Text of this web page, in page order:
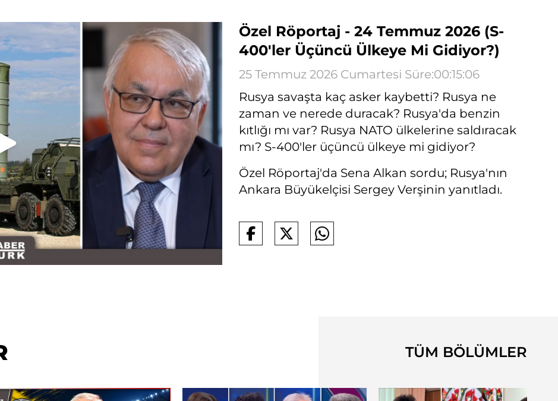
Özel Röportaj - 24 Temmuz 2026 (S-
400'ler Üçüncü Ülkeye Mi Gidiyor?)
25 Temmuz 2026 Cumartesi Süre:00:15:06
Rusya savaşta kaç asker kaybetti? Rusya ne
zaman ve nerede duracak? Rusya'da benzin
kıtlığı mı var? Rusya NATO ülkelerine saldıracak
mı? S-400'ler üçüncü ülkeye mi gidiyor?
Özel Röportaj'da Sena Alkan sordu; Rusya'nın
Ankara Büyükelçisi Sergey Verşinin yanıtladı.
TÜM BÖLÜMLER